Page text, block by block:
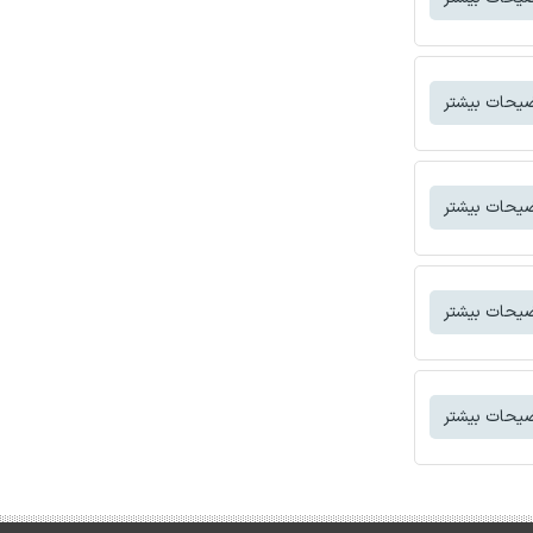
بیشتر
بیشتر
بیشتر
بیشتر